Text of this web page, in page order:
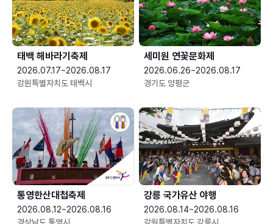
태백 해바라기축제
2026.07.17~2026.08.17
강원특별자치도 태백시
세미원 연꽃문화제
2026.06.26~2026.08.17
경기도 양평군
통영한산대첩축제
2026.08.12~2026.08.16
강릉 국가유산 야행
2026.08.14~2026.08.16